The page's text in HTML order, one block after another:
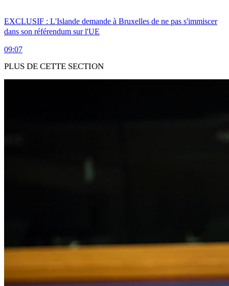
EXCLUSIF : L'Islande demande à Bruxelles de ne pas s'immiscer
dans son référendum sur l'UE
09:07
PLUS DE CETTE SECTION